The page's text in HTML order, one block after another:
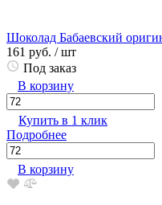
Шоколад Бабаевский
161 руб. / шт
Под заказ
В корзину
Купить в 1 клик
Подробнее
В корзину